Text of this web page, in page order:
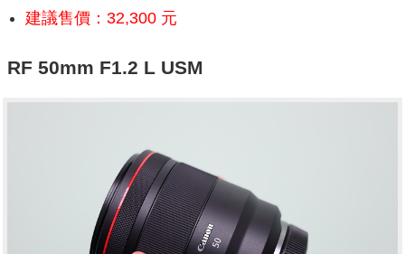
建議售價：32,300 元
RF 50mm F1.2 L USM